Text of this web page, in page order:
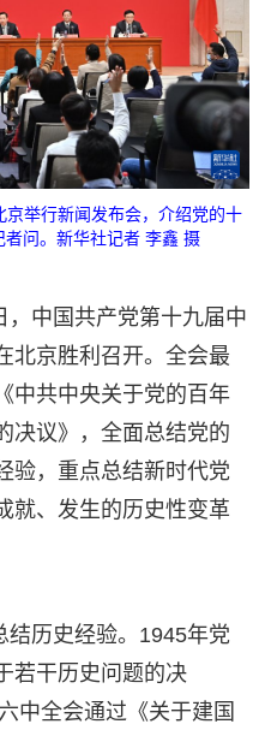
举行新闻发布会，介绍党的十
问。新华社记者 李鑫 摄
，中国共产党第十九届中
北京胜利召开。全会最
中共中央关于党的百年
决议》，全面总结党的
验，重点总结新时代党
就、发生的历史性变革
结历史经验。1945年党
若干历史问题的决
中全会通过《关于建国